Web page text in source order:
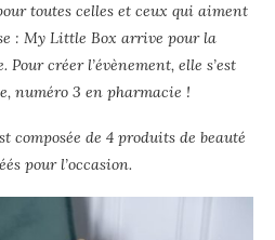
toutes celles et ceux qui aiment
: My Little Box arrive pour la
créer l’évènement, elle s’est
numéro 3 en pharmacie !
composée de 4 produits de beauté
pour l’occasion.